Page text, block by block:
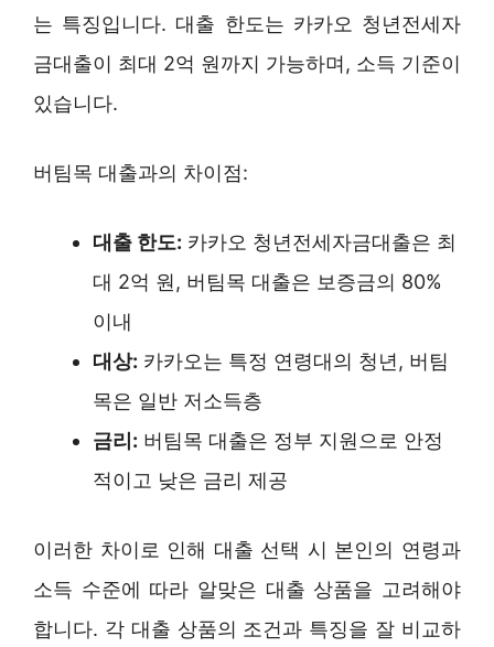
는 특징입니다. 대출 한도는 카카오 청년전세자
금대출이 최대 2억 원까지 가능하며, 소득 기준이
있습니다.
버팀목 대출과의 차이점:
대출 한도: 카카오 청년전세자금대출은 최
대 2억 원, 버팀목 대출은 보증금의 80%
이내
대상: 카카오는 특정 연령대의 청년, 버팀
목은 일반 저소득층
금리: 버팀목 대출은 정부 지원으로 안정
적이고 낮은 금리 제공
이러한 차이로 인해 대출 선택 시 본인의 연령과
소득 수준에 따라 알맞은 대출 상품을 고려해야
합니다. 각 대출 상품의 조건과 특징을 잘 비교하